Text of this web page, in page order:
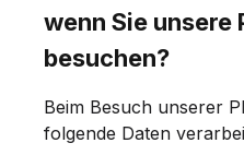
wenn Sie unsere
besuchen?
Beim Besuch unserer
folgende Daten